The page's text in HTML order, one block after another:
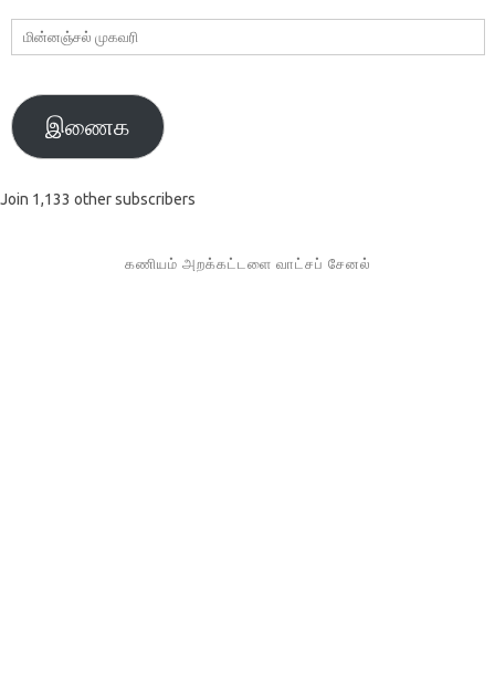
மின்னஞ்சல்
முகவரி
இணைக
Join 1,133 other subscribers
கணியம் அறக்கட்டளை வாட்சப் சேனல்